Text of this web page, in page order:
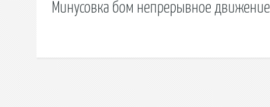
Минусовка бом непрерывное движение